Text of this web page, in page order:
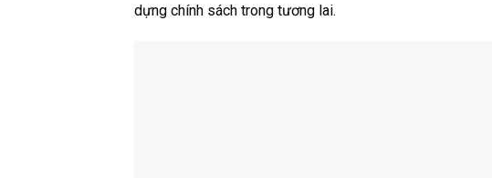
dựng chính sách trong tương lai.